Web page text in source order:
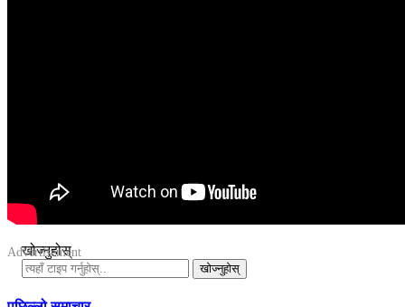
खोज्नुहोस्
खोज्नुहोस्